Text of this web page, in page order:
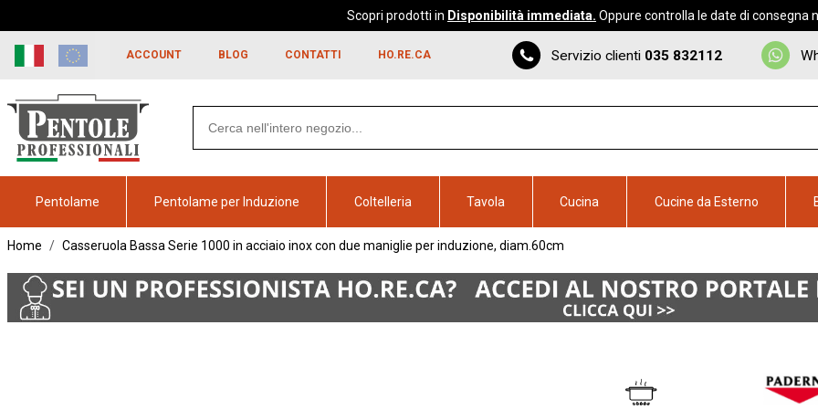
Scopri prodotti in Disponibilità immediata. Oppure controlla le date di consegna
ACCOUNT BLOG CONTATTI HO.RE.CA Servizio clienti 035 832112
products
Pentolame Pentolame per Induzione Coltelleria Tavola Cucina Cucine da Esterno
Home Casseruola Bassa Serie 1000 in acciaio inox con due maniglie per induzione, diam.60cm